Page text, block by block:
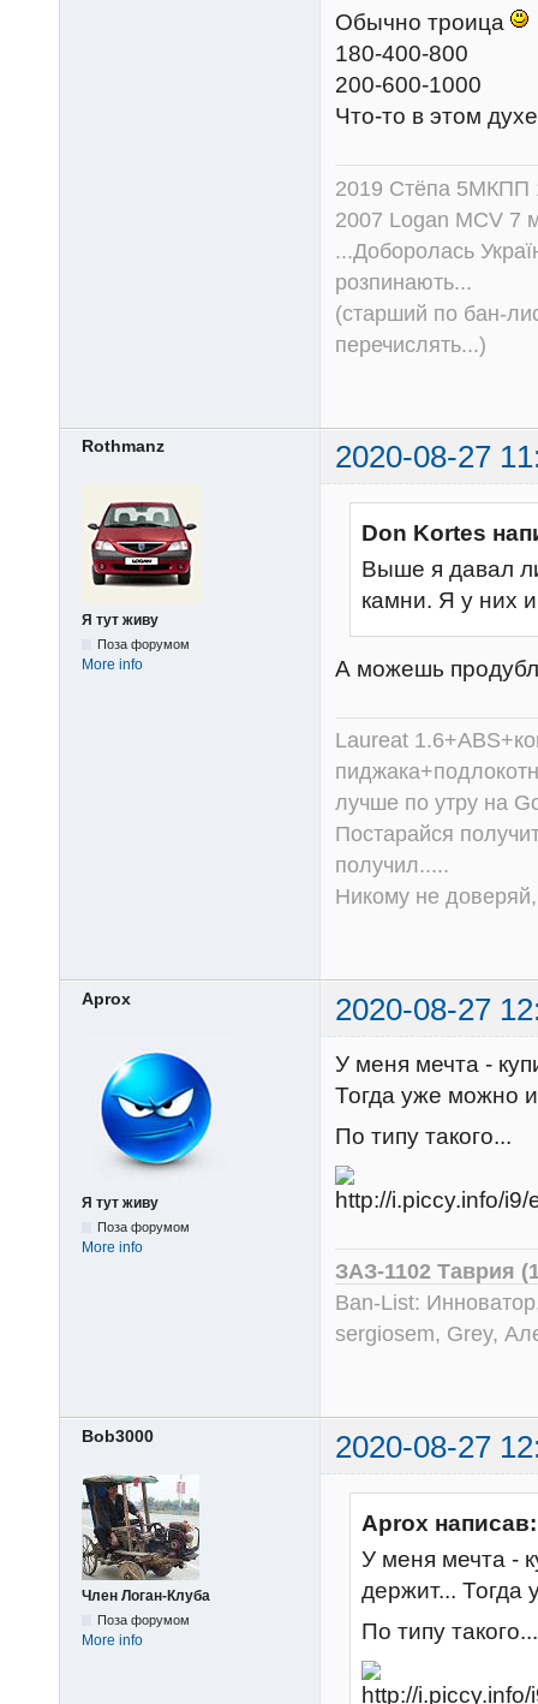
Обычно троица
180-400-800
200-600-1000
Что-то в этом
2019 Стёпа
2007 Logan MCV 7
...Доборолась
розпинають...
(старший по бан-
перечислять...)
Rothmanz 2020-08-27
Я тут живу
Поза форумом
More info
Don Kortes
Выше я давал
камни. Я у них
А можешь
Laureat
лучше по утру на
Постарайся
получил.....
Никому не
Aprox 2020-08-27
Я тут живу
Поза форумом
More info
У меня мечта -
Тогда уже можно
По типу такого...
ЗАЗ-1102 Таврия
Ban-List:
sergiosem, Grey,
Bob3000 2020-08-27
Член Логан-Клуба
Поза форумом
More info
Aprox написав:
У меня мечта -
держит... Тогда
По типу такого...